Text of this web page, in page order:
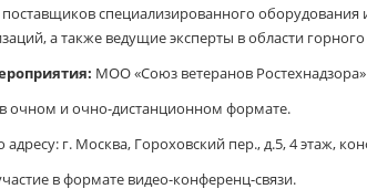
специализированного
а также ведущие эксперты в области горного
МОО «Союз ветеранов
очном и очно-дистанционном формате.
адресу: г. Москва, Гороховский пер., д.5, 4 этаж,
в формате видео-конференц-связи.